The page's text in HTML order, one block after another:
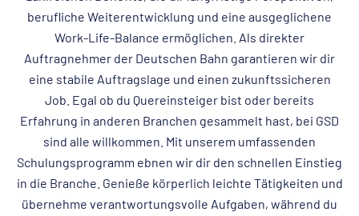
berufliche Weiterentwicklung und eine ausgeglichene
Work-Life-Balance ermöglichen. Als direkter
Auftragnehmer der Deutschen Bahn garantieren wir dir
eine stabile Auftragslage und einen zukunftssicheren
Job. Egal ob du Quereinsteiger bist oder bereits
Erfahrung in anderen Branchen gesammelt hast, bei GSD
sind alle willkommen. Mit unserem umfassenden
Schulungsprogramm ebnen wir dir den schnellen Einstieg
in die Branche. Genieße körperlich leichte Tätigkeiten und
übernehme verantwortungsvolle Aufgaben, während du